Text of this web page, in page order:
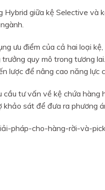
Hybrid giữa kệ Selective và
ưu điểm của cả hai loại
quy mô trong tương
lược để nâng cao năng lực
cầu tư vấn về kệ chứa
khảo sát để đưa ra phương